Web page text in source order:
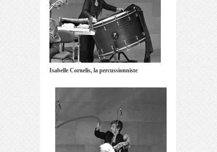
Isabelle Cornelis, la percussionniste